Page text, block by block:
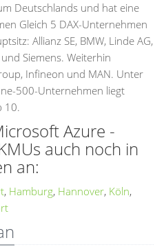
Deutschlands und hat eine
Gleich 5 DAX-Unternehmen
Allianz SE, BMW, Linde AG,
Siemens. Weiterhin
Infineon und MAN. Unter
500-Unternehmen liegt
10.
Azure -
auch noch in
an:
, Hamburg, Hannover, Köln,